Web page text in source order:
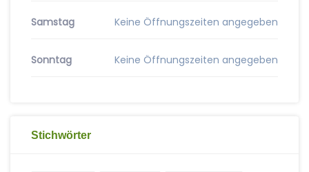
Samstag Keine Öffnungszeiten angegeben
Sonntag Keine Öffnungszeiten angegeben
Stichwörter